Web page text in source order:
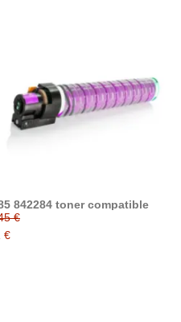
842284 toner compatible
€
€